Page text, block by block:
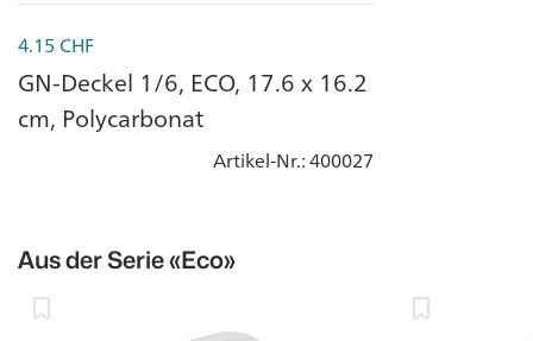
4.15 CHF
GN-Deckel 1/6, ECO, 17.6 x 16.2
cm, Polycarbonat
Artikel-Nr.: 400027
Aus der Serie«Eco»